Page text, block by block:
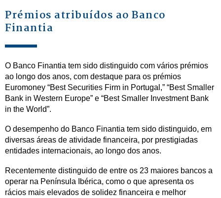
Prémios atribuídos ao Banco
Finantia
O Banco Finantia tem sido distinguido com vários prémios
ao longo dos anos, com destaque para os prémios
Euromoney “Best Securities Firm in Portugal,” “Best Smaller
Bank in Western Europe” e “Best Smaller Investment Bank
in the World”.
O desempenho do Banco Finantia tem sido distinguido, em
diversas áreas de atividade financeira, por prestigiadas
entidades internacionais, ao longo dos anos.
Recentemente distinguido de entre os 23 maiores bancos a
operar na Península Ibérica, como o que apresenta os
rácios mais elevados de solidez financeira e melhor